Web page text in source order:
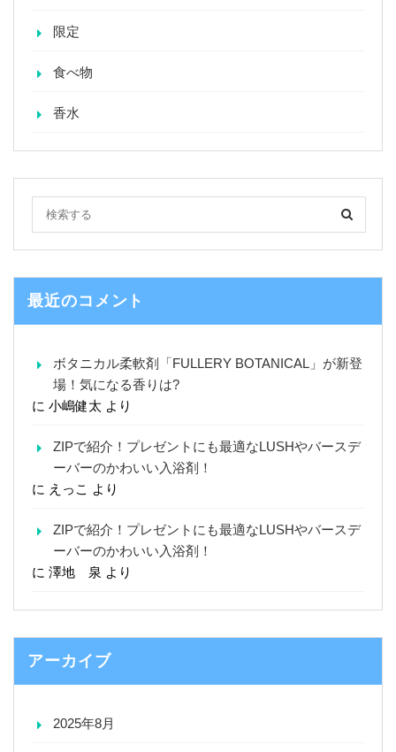
限定
食べ物
香水
最近のコメント
ボタニカル柔軟剤「FULLERY BOTANICAL」が新登
場！気になる香りは?
に 小嶋健太 より
ZIPで紹介！プレゼントにも最適なLUSHやバースデ
ーバーのかわいい入浴剤！
に えっこ より
ZIPで紹介！プレゼントにも最適なLUSHやバースデ
ーバーのかわいい入浴剤！
に 澤地 泉 より
アーカイブ
2025年8月